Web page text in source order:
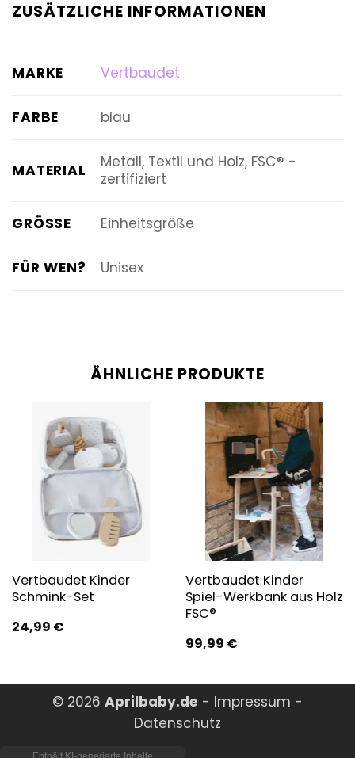
ZUSÄTZLICHE INFORMATIONEN
MARKE Vertbaudet
FARBE blau
MATERIAL
Metall, Textil und Holz, FSC® -
zertifiziert
GRÖSSE Einheitsgröße
FÜR WEN? Unisex
ÄHNLICHE PRODUKTE
Vertbaudet Kinder
Schmink-Set
24,99 €
Vertbaudet Kinder
Spiel-Werkbank aus Holz
FSC®
99,99 €
© 2026 Aprilbaby.de - Impressum -
Datenschutz